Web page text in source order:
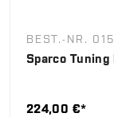
BEST.-NR.
Sparco Tuning
224,00 €*